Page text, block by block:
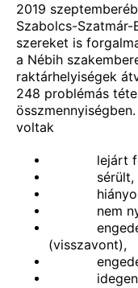
2019
Szabolcs-
szereket is
a Nébih
raktárhelyiségek
248 problémás
voltak
lejárt
sérült,
hiányos
nem
(visszavont),
idegen